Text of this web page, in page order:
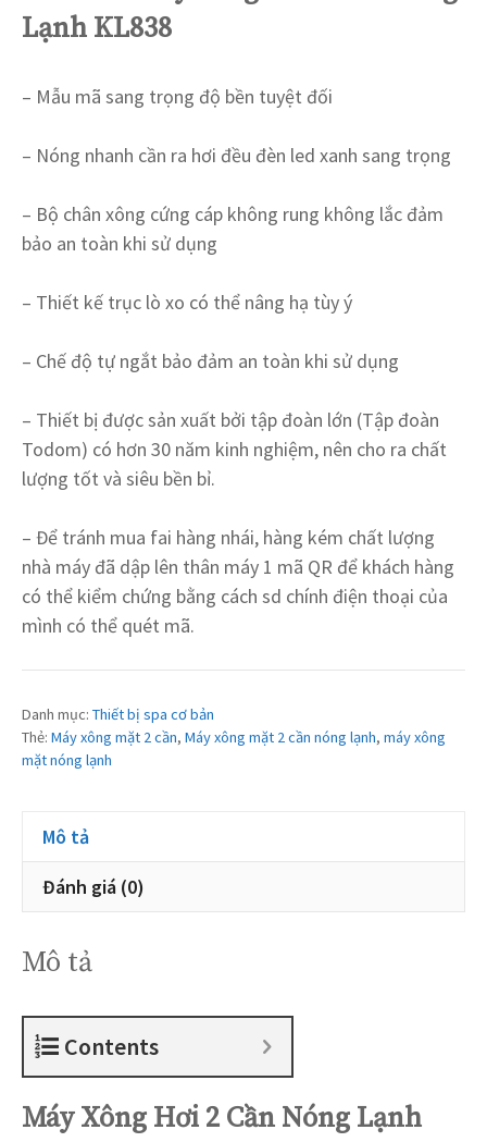
Lạnh KL838
– Mẫu mã sang trọng độ bền tuyệt đối
– Nóng nhanh cần ra hơi đều đèn led xanh sang trọng
– Bộ chân xông cứng cáp không rung không lắc đảm
bảo an toàn khi sử dụng
– Thiết kế trục lò xo có thể nâng hạ tùy ý
– Chế độ tự ngắt bảo đảm an toàn khi sử dụng
– Thiết bị được sản xuất bởi tập đoàn lớn (Tập đoàn
Todom) có hơn 30 năm kinh nghiệm, nên cho ra chất
lượng tốt và siêu bền bỉ.
– Để tránh mua fai hàng nhái, hàng kém chất lượng
nhà máy đã dập lên thân máy 1 mã QR để khách hàng
có thể kiểm chứng bằng cách sd chính điện thoại của
mình có thể quét mã.
Danh mục: Thiết bị spa cơ bản
Thẻ: Máy xông mặt 2 cần, Máy xông mặt 2 cần nóng lạnh, máy xông
mặt nóng lạnh
Mô tả
Đánh giá (0)
Mô tả
Contents
MáyXông Hơi 2 Cần Nóng Lạnh